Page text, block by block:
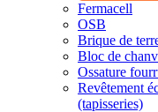
Fermacell
OSB
Brique de
Bloc de
Ossature
Revêtement
(tapisseries)